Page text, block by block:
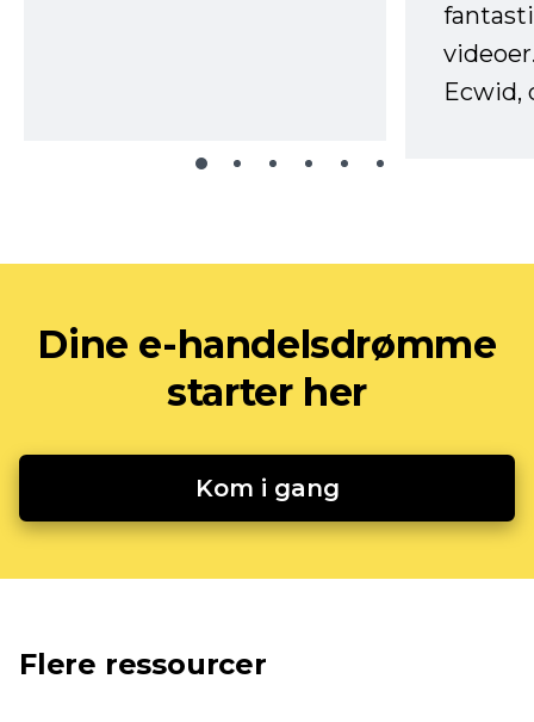
Ecwid,
Dine e-handelsdrømme
starter her
Kom i gang
Flere ressourcer